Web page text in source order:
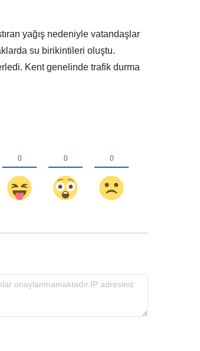
yağış nedeniyle vatandaşlar
su birikintileri oluştu.
Kent genelinde trafik durma